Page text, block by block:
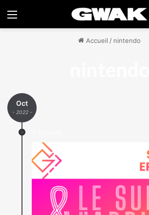
Menu
Accueil / nintendo
Oct
- 2022 -